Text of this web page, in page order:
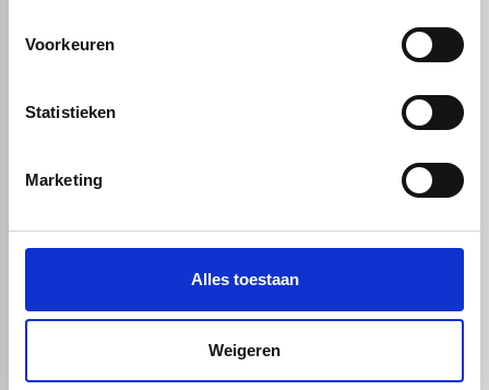
Voorkeuren
Statistieken
Marketing
Alles toestaan
Weigeren
Kunststof platen
PVC platen
Trespa
map Veensesteeg 8, 4264 KG Veen
info@voskunststoffen.nl